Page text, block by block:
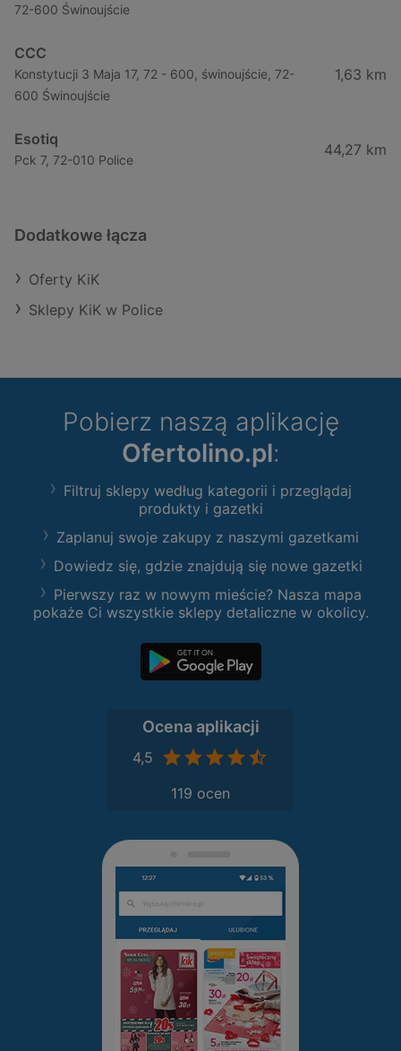
72-600 Świnoujście
CCC
Konstytucji 3 Maja 17, 72 - 600, świnoujście, 72-
600 Świnoujście
1,63 km
Esotiq
Pck 7, 72-010 Police
44,27 km
Dodatkowe łącza
Oferty KiK
Sklepy KiK w Police
Pobierz naszą aplikację
Ofertolino.pl:
Filtruj sklepy według kategorii i przeglądaj
produkty i gazetki
Zaplanuj swoje zakupy z naszymi gazetkami
Dowiedz się, gdzie znajdują się nowe gazetki
Pierwszy raz w nowym mieście? Nasza mapa
pokaże Ci wszystkie sklepy detaliczne w okolicy.
Ocena aplikacji
4,5
119 ocen